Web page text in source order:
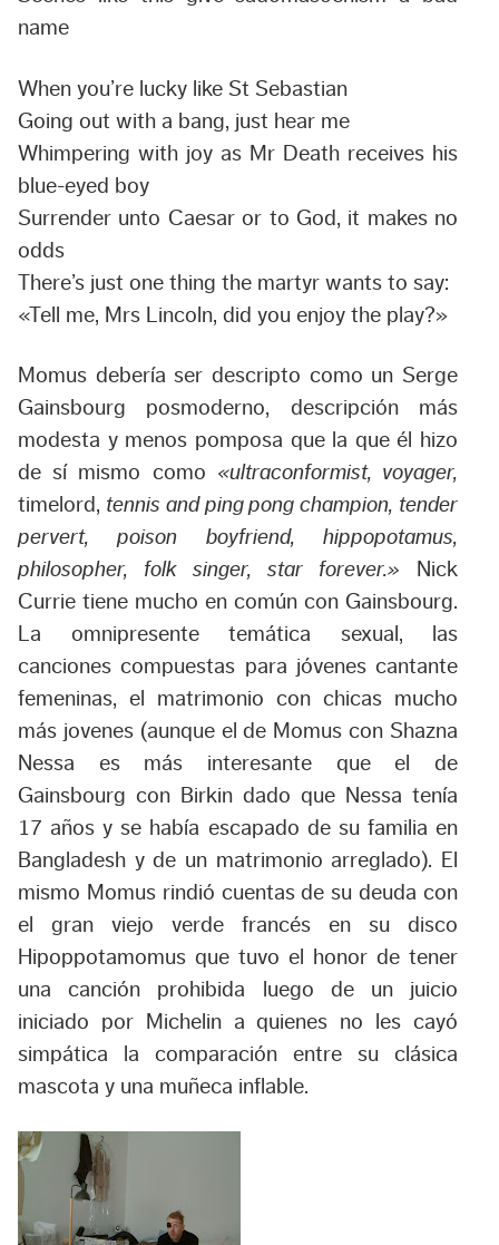
name
When you’re lucky like St Sebastian
Going out with a bang, just hear me
Whimpering with joy as Mr Death receives his
blue-eyed boy
Surrender unto Caesar or to God, it makes no
odds
There’s just one thing the martyr wants to say:
«Tell me, Mrs Lincoln, did you enjoy the play?»
Momus debería ser descripto como un Serge
Gainsbourg posmoderno, descripción más
modesta y menos pomposa que la que él hizo
de sí mismo como «ultraconformist, voyager,
timelord , tennis and ping pong champion, tender
pervert, poison boyfriend, hippopotamus,
philosopher, folk singer, star forever.» Nick
Currie tiene mucho en común con Gainsbourg.
La omnipresente temática sexual, las
canciones compuestas para jóvenes cantante
femeninas, el matrimonio con chicas mucho
más jovenes (aunque el de Momus con Shazna
Nessa es más interesante que el de
Gainsbourg con Birkin dado que Nessa tenía
17 años y se había escapado de su familia en
Bangladesh y de un matrimonio arreglado). El
mismo Momus rindió cuentas de su deuda con
el gran viejo verde francés en su disco
Hipoppotamomus que tuvo el honor de tener
una canción prohibida luego de un juicio
iniciado por Michelin a quienes no les cayó
simpática la comparación entre su clásica
mascota y una muñeca inflable.